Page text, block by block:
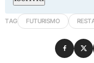
TAG FUTURISMO
Condividi